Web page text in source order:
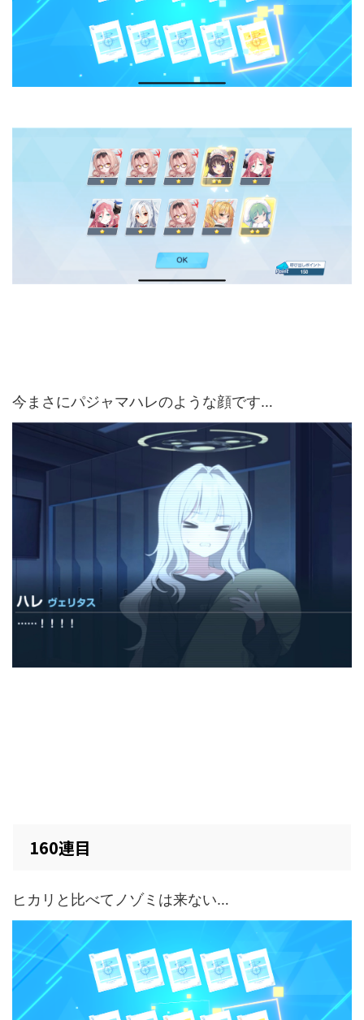
今まさにパジャマハレのような顔です…
160連目
ヒカリと比べてノゾミは来ない…